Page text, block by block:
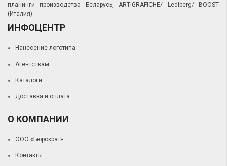
планинги производства Беларусь, ARTIGRAFICHE/ Lediberg/ BOOST
(Италия).
ИНФОЦЕНТР
Нанесение логотипа
Агентствам
Каталоги
Доставка и оплата
О КОМПАНИИ
ООО «Бюрократ»
Контакты